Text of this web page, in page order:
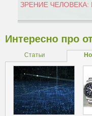
ЗРЕНИЕ
Интересно про
Статьи